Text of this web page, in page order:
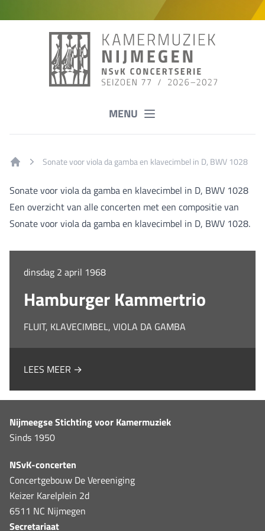
MENU
Sonate voor viola da gamba en klavecimbel in D, BWV 1028
Sonate voor viola da gamba en klavecimbel in D, BWV 1028
Een overzicht van alle concerten met een compositie van
Sonate voor viola da gamba en klavecimbel in D, BWV 1028.
dinsdag 2 april 1968
Hamburger Kammertrio
FLUIT, KLAVECIMBEL, VIOLA DA GAMBA
LEES MEER →
Nijmeegse Stichting voor Kamermuziek
Sinds 1950
NSvK-concerten
Concertgebouw De Vereeniging
Keizer Karelplein 2d
6511 NC Nijmegen
Secretariaat